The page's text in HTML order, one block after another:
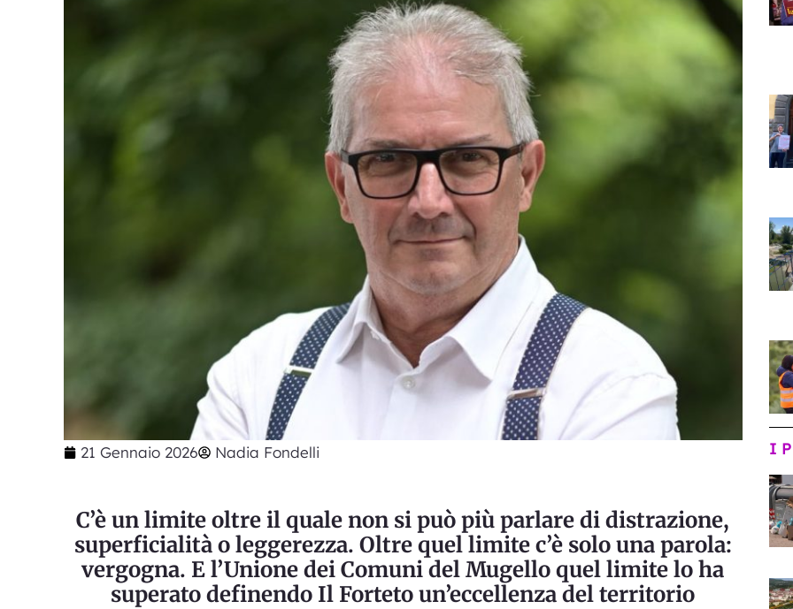
21 Gennaio 2026 Nadia Fondelli
C’è un limite oltre il quale non si può più parlare di distrazione,
superficialità o leggerezza. Oltre quel limite c’è solo una parola:
vergogna. E l’Unione dei Comuni del Mugello quel limite lo ha
superato definendo Il Forteto un’eccellenza del territorio
I